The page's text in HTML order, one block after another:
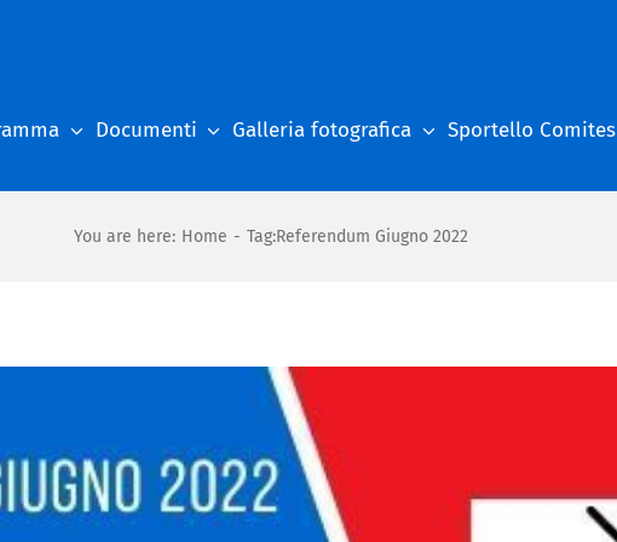
Documenti Galleria fotografica Sportello Comites
You are here: Home - Tag:Referendum Giugno 2022